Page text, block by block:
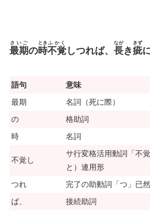
最期
さいご
の時
とき
不覚
ふかく
しつれば、 長
なが
き疵
きず
語句
意味
最期
名詞（死に際）
の
格助詞
時
名詞
不覚し
サ行変格活用動詞「不
と）連用形
つれ
完了の助動詞「つ」已
ば、
接続助詞